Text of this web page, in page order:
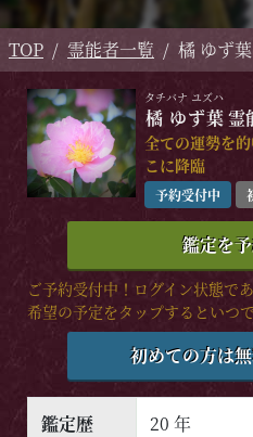
TOP 霊能者一覧 橘 ゆず
橘 ゆず葉
タチバナ ユズハ
霊
全ての運勢を
こに降臨
予約受付中
鑑定を
ご予約受付中！ログイン状態で
希望の予定をタップするといつ
初めての方は
鑑定歴 20 年